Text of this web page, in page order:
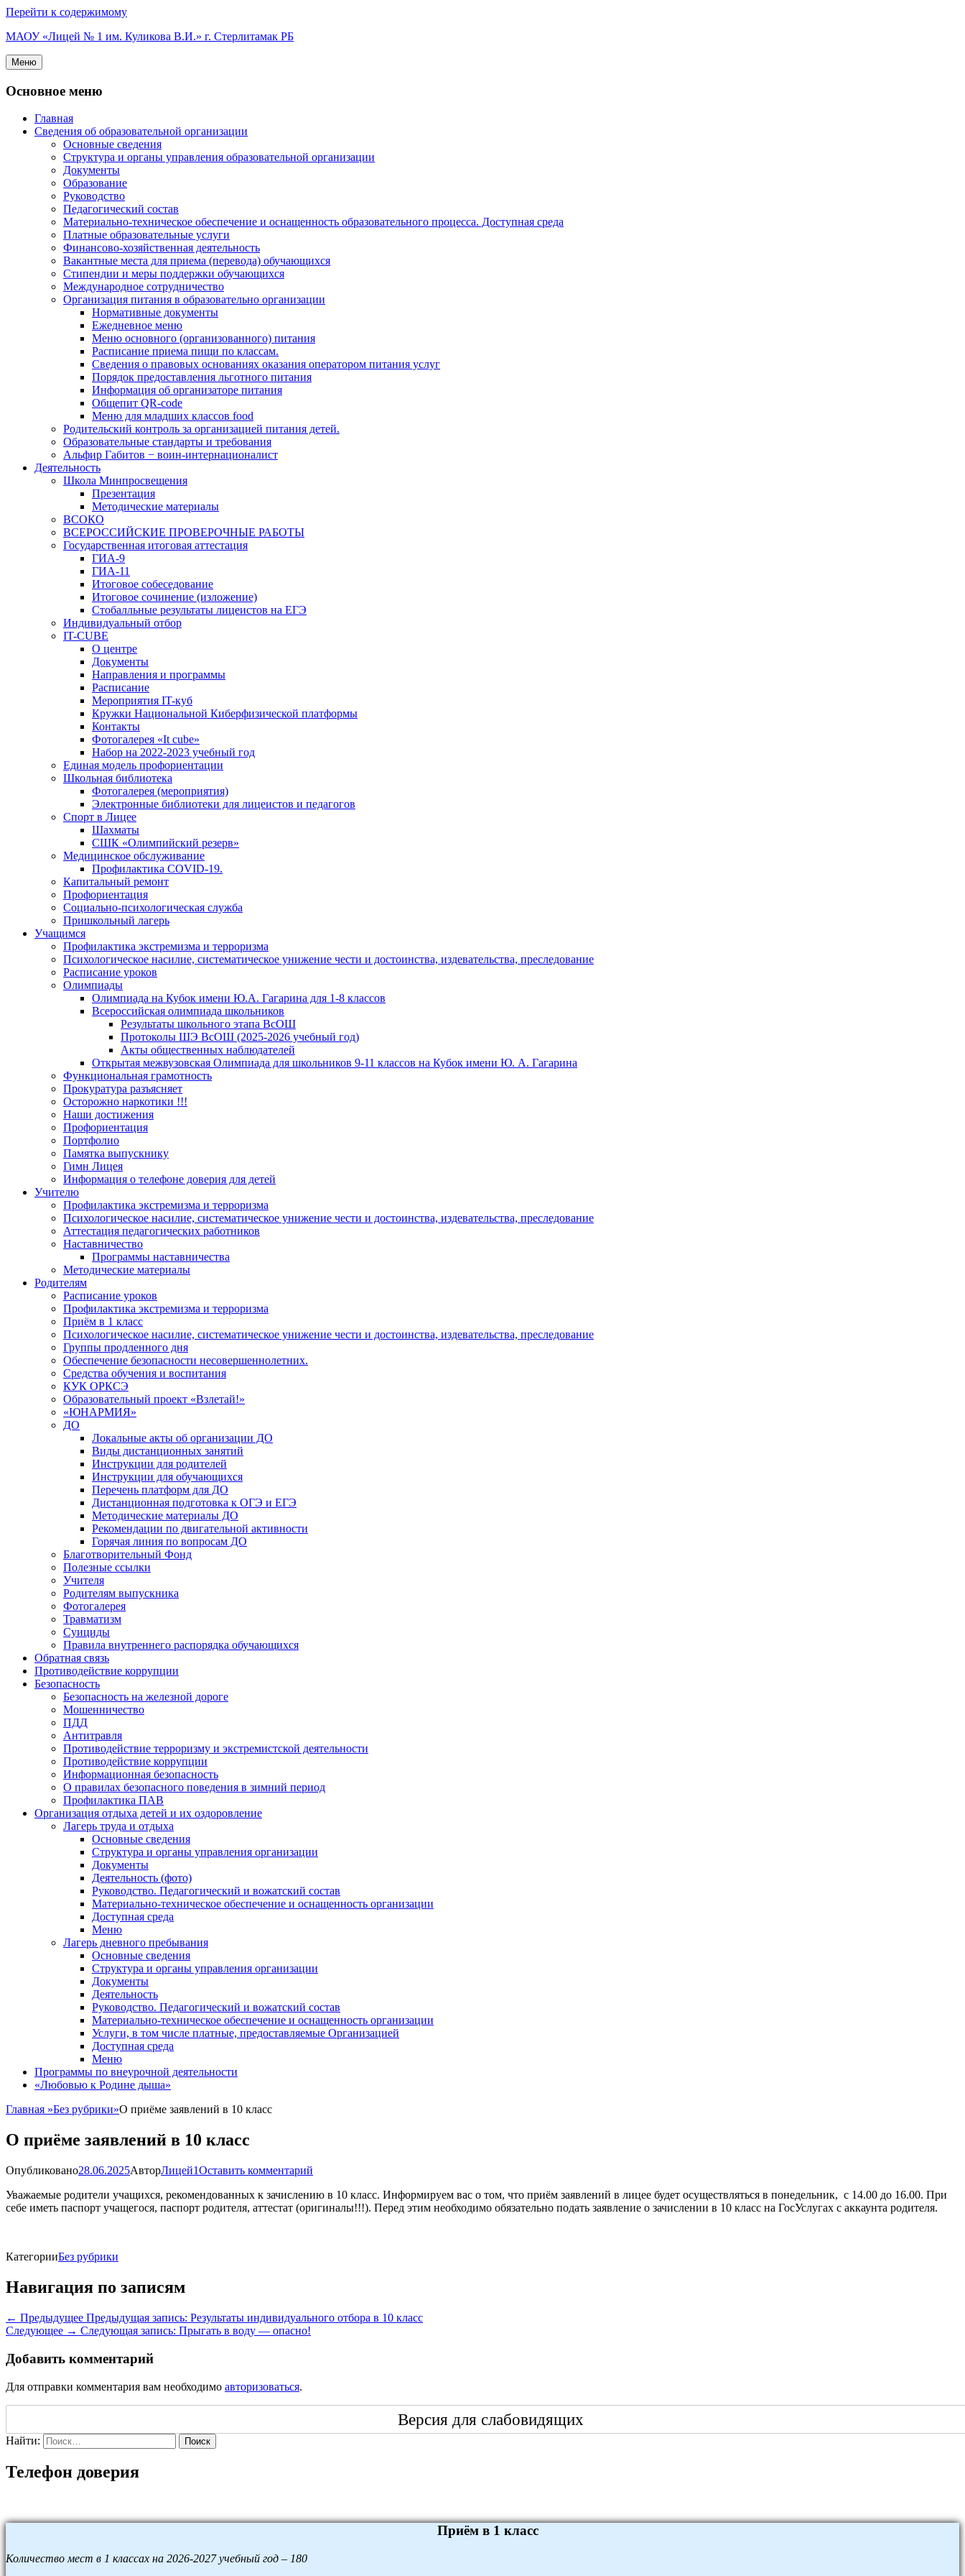
Перейти к содержимому
МАОУ «Лицей № 1 им. Куликова В.И.» г. Стерлитамак РБ
Меню
Основное меню
Главная
Сведения об образовательной организации
Основные сведения
Структура и органы управления образовательной организации
Документы
Образование
Руководство
Педагогический состав
Материально-техническое обеспечение и оснащенность образовательного процесса. Доступная среда
Платные образовательные услуги
Финансово-хозяйственная деятельность
Вакантные места для приема (перевода) обучающихся
Стипендии и меры поддержки обучающихся
Международное сотрудничество
Организация питания в образовательно организации
Нормативные документы
Ежедневное меню
Меню основного (организованного) питания
Расписание приема пищи по классам.
Сведения о правовых основаниях оказания оператором питания услуг
Порядок предоставления льготного питания
Информация об организаторе питания
Общепит QR-code
Меню для младших классов food
Родительский контроль за организацией питания детей.
Образовательные стандарты и требования
Альфир Габитов − воин-интернационалист
Деятельность
Школа Минпросвещения
Презентация
Методические материалы
ВСОКО
ВСЕРОССИЙСКИЕ ПРОВЕРОЧНЫЕ РАБОТЫ
Государственная итоговая аттестация
ГИА-9
ГИА-11
Итоговое собеседование
Итоговое сочинение (изложение)
Стобалльные результаты лицеистов на ЕГЭ
Индивидуальный отбор
IT-CUBE
О центре
Документы
Направления и программы
Расписание
Мероприятия IT-куб
Кружки Национальной Киберфизической платформы
Контакты
Фотогалерея «It cube»
Набор на 2022-2023 учебный год
Единая модель профориентации
Школьная библиотека
Фотогалерея (мероприятия)
Электронные библиотеки для лицеистов и педагогов
Спорт в Лицее
Шахматы
СШК «Олимпийский резерв»
Медицинское обслуживание
Профилактика COVID-19.
Капитальный ремонт
Профориентация
Социально-психологическая служба
Пришкольный лагерь
Учащимся
Профилактика экстремизма и терроризма
Психологическое насилие, систематическое унижение чести и достоинства, издевательства, преследование
Расписание уроков
Олимпиады
Олимпиада на Кубок имени Ю.А. Гагарина для 1-8 классов
Всероссийская олимпиада школьников
Результаты школьного этапа ВсОШ
Протоколы ШЭ ВсОШ (2025-2026 учебный год)
Акты общественных наблюдателей
Открытая межвузовская Олимпиада для школьников 9-11 классов на Кубок имени Ю. А. Гагарина
Функциональная грамотность
Прокуратура разъясняет
Осторожно наркотики !!!
Наши достижения
Профориентация
Портфолио
Памятка выпускнику
Гимн Лицея
Информация о телефоне доверия для детей
Учителю
Профилактика экстремизма и терроризма
Психологическое насилие, систематическое унижение чести и достоинства, издевательства, преследование
Аттестация педагогических работников
Наставничество
Программы наставничества
Методические материалы
Родителям
Расписание уроков
Профилактика экстремизма и терроризма
Приём в 1 класс
Психологическое насилие, систематическое унижение чести и достоинства, издевательства, преследование
Группы продленного дня
Обеспечение безопасности несовершеннолетних.
Средства обучения и воспитания
КУК ОРКСЭ
Образовательный проект «Взлетай!»
«ЮНАРМИЯ»
ДО
Локальные акты об организации ДО
Виды дистанционных занятий
Инструкции для родителей
Инструкции для обучающихся
Перечень платформ для ДО
Дистанционная подготовка к ОГЭ и ЕГЭ
Методические материалы ДО
Рекомендации по двигательной активности
Горячая линия по вопросам ДО
Благотворительный Фонд
Полезные ссылки
Учителя
Родителям выпускника
Фотогалерея
Травматизм
Суициды
Правила внутреннего распорядка обучающихся
Обратная связь
Противодействие коррупции
Безопасность
Безопасность на железной дороге
Мошенничество
ПДД
Антитравля
Противодействие терроризму и экстремистской деятельности
Противодействие коррупции
Информационная безопасность
О правилах безопасного поведения в зимний период
Профилактика ПАВ
Организация отдыха детей и их оздоровление
Лагерь труда и отдыха
Основные сведения
Структура и органы управления организации
Документы
Деятельность (фото)
Руководство. Педагогический и вожатский состав
Материально-техническое обеспечение и оснащенность организации
Доступная среда
Меню
Лагерь дневного пребывания
Основные сведения
Структура и органы управления организации
Документы
Деятельность
Руководство. Педагогический и вожатский состав
Материально-техническое обеспечение и оснащенность организации
Услуги, в том числе платные, предоставляемые Организацией
Доступная среда
Меню
Программы по внеурочной деятельности
«Любовью к Родине дыша»
Главная »Без рубрики»О приёме заявлений в 10 класс
О приёме заявлений в 10 класс
Опубликовано28.06.2025АвторЛицей1Оставить комментарий
Уважаемые родители учащихся, рекомендованных к зачислению в 10 класс. Информируем вас о том, что приём заявлений в лицее будет осуществляться в понедельник, с 14.00 до 16.00. При
себе иметь паспорт учащегося, паспорт родителя, аттестат (оригиналы!!!). Перед этим необходимо обязательно подать заявление о зачислении в 10 класс на ГосУслугах с аккаунта родителя.
КатегорииБез рубрики
Навигация по записям
← Предыдущее Предыдущая запись: Результаты индивидуального отбора в 10 класс
Следующее → Следующая запись: Прыгать в воду — опасно!
Добавить комментарий
Для отправки комментария вам необходимо авторизоваться.
Версия для слабовидящих
Найти: Поиск
Телефон доверия
Приём в 1 класс
Количество мест в 1 классах на 2026-2027 учебный год – 180